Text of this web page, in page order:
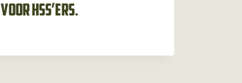
voor HSS’ers.